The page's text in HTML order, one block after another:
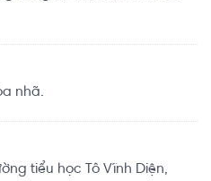
nhã.
tiểu học Tô Vĩnh Diện,